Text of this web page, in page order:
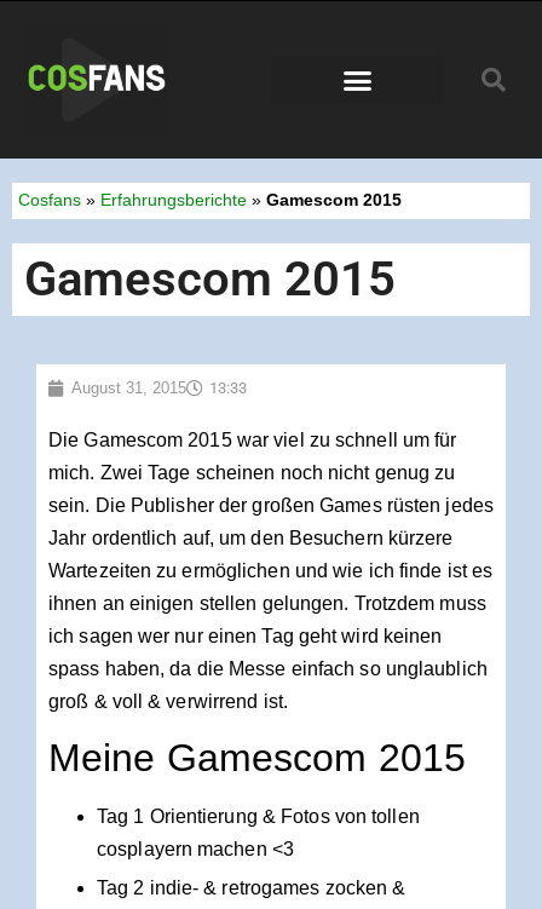
Cosfans » Erfahrungsberichte » Gamescom 2015
Gamescom 2015
August 31, 2015 13:33
Die Gamescom 2015 war viel zu schnell um für
mich. Zwei Tage scheinen noch nicht genug zu
sein. Die Publisher der großen Games rüsten jedes
Jahr ordentlich auf, um den Besuchern kürzere
Wartezeiten zu ermöglichen und wie ich finde ist es
ihnen an einigen stellen gelungen. Trotzdem muss
ich sagen wer nur einen Tag geht wird keinen
spass haben, da die Messe einfach so unglaublich
groß & voll & verwirrend ist.
Meine Gamescom 2015
Tag 1 Orientierung & Fotos von tollen
cosplayern machen <3
Tag 2 indie- & retrogames zocken &